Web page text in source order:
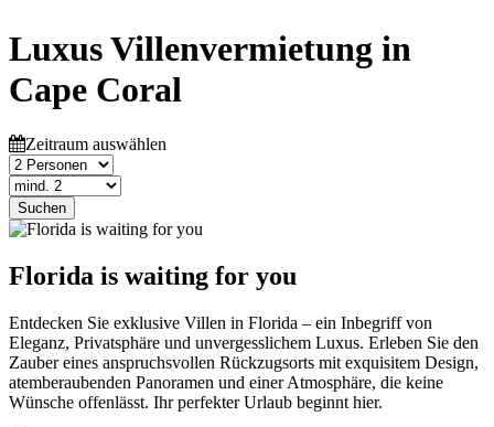
Luxus Villenvermietung in
Cape Coral
Zeitraum auswählen
Suchen
Florida is waiting for you
Entdecken Sie exklusive Villen in Florida – ein Inbegriff von
Eleganz, Privatsphäre und unvergesslichem Luxus. Erleben Sie den
Zauber eines anspruchsvollen Rückzugsorts mit exquisitem Design,
atemberaubenden Panoramen und einer Atmosphäre, die keine
Wünsche offenlässt. Ihr perfekter Urlaub beginnt hier.